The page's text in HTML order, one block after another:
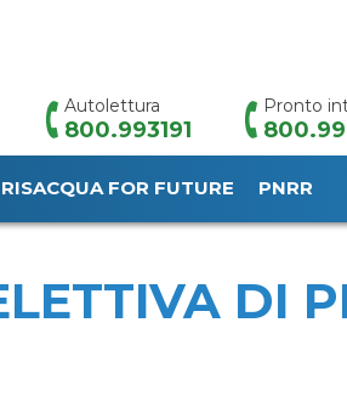
Autolettura
800.993191
Pronto
FOR FUTURE PNRR
DI PERSONALE – AAC TSII
DI